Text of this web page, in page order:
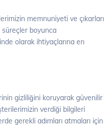
memnuniyeti ve çıkarları
boyunca
olarak ihtiyaçlarına en
gizliliğini koruyarak güvenilir
verdiği bilgileri
gerekli adımları atmaları için